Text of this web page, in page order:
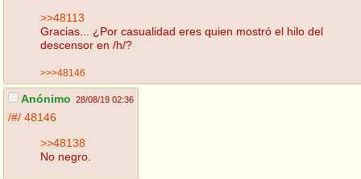
>>48113
Gracias... ¿Por casualidad eres quien mostró el hilo del
descensor en /h/?
>>>48146
Anónimo 28/08/19 02:36
/#/ 48146
>>48138
No negro.